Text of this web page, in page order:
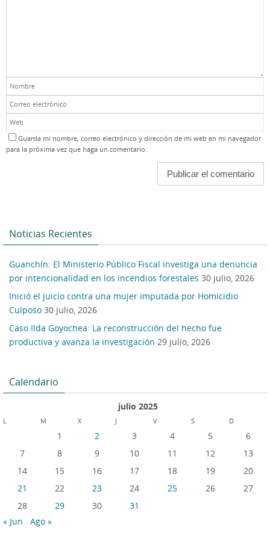
Guarda mi nombre, correo electrónico y dirección de mi web en mi navegador
para la próxima vez que haga un comentario.
Noticias Recientes
Guanchín: El Ministerio Público Fiscal investiga una denuncia
por intencionalidad en los incendios forestales 30 julio, 2026
Inició el juicio contra una mujer imputada por Homicidio
Culposo 30 julio, 2026
Caso Ilda Goyochea: La reconstrucción del hecho fue
productiva y avanza la investigación 29 julio, 2026
Calendario
julio 2025
L M X J V S D
1 2 3 4 5
6
7
8 9 10 11 12
13
14
15 16 17 18 19
20
21
22 23 24 25 26
27
28
29 30
31
« Jun
Ago »